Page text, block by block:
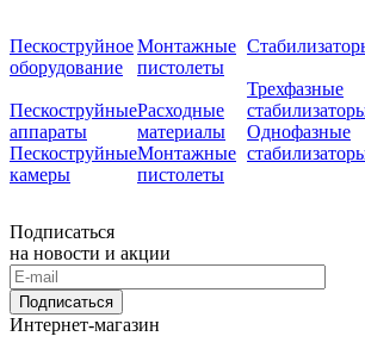
Пескоструйное
оборудование
Пескоструйные
аппараты
Пескоструйные
камеры
Монтажные
пистолеты
Расходные
материалы
Монтажные
пистолеты
Трехфазные
Однофазные
Подписаться
на новости и акции
Подписаться
Интернет-магазин